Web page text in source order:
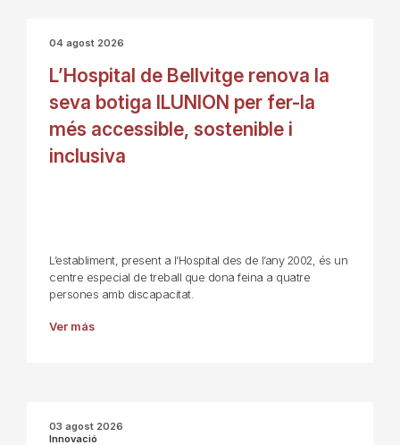
04 agost 2026
L’Hospital de Bellvitge renova la
seva botiga ILUNION per fer-la
més accessible, sostenible i
inclusiva
L’establiment, present a l’Hospital des de l’any 2002, és un
centre especial de treball que dona feina a quatre
persones amb discapacitat.
Ver más
03 agost 2026
Innovació